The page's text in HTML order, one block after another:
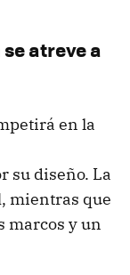
atreve a
en la
su diseño. La
, mientras que
marcos y un